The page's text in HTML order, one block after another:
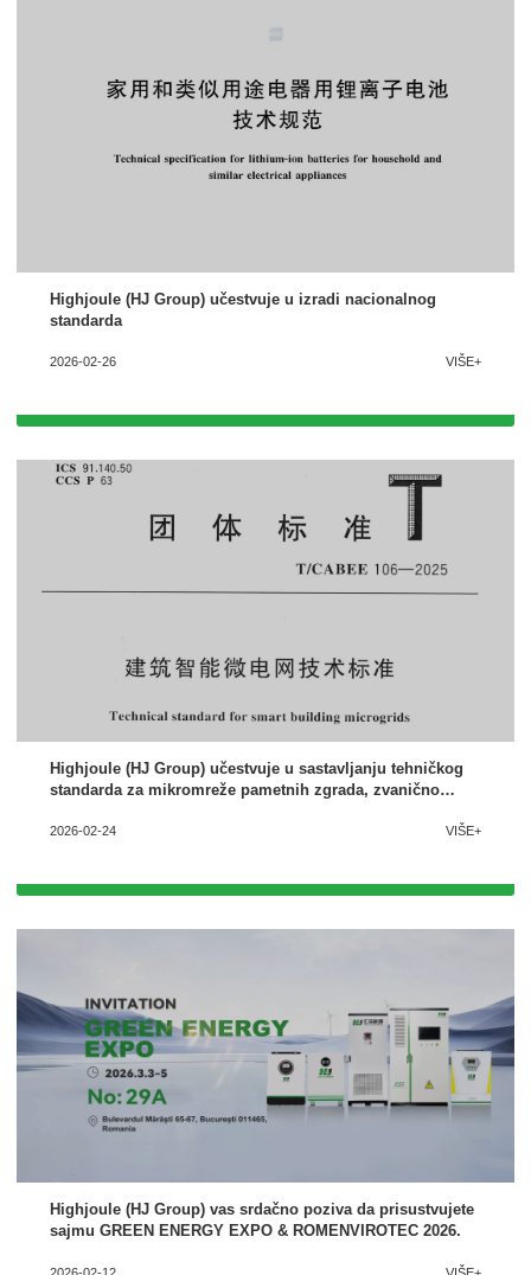
Highjoule (HJ Group) učestvuje u izradi nacionalnog
standarda
2026-02-26 VIŠE+
Highjoule (HJ Group) učestvuje u sastavljanju tehničkog
standarda za mikromreže pametnih zgrada, zvanično
2026-02-24 VIŠE+
Highjoule (HJ Group) vas srdačno poziva da prisustvujete
sajmu GREEN ENERGY EXPO & ROMENVIROTEC 2026.
Kontaktirajte nas